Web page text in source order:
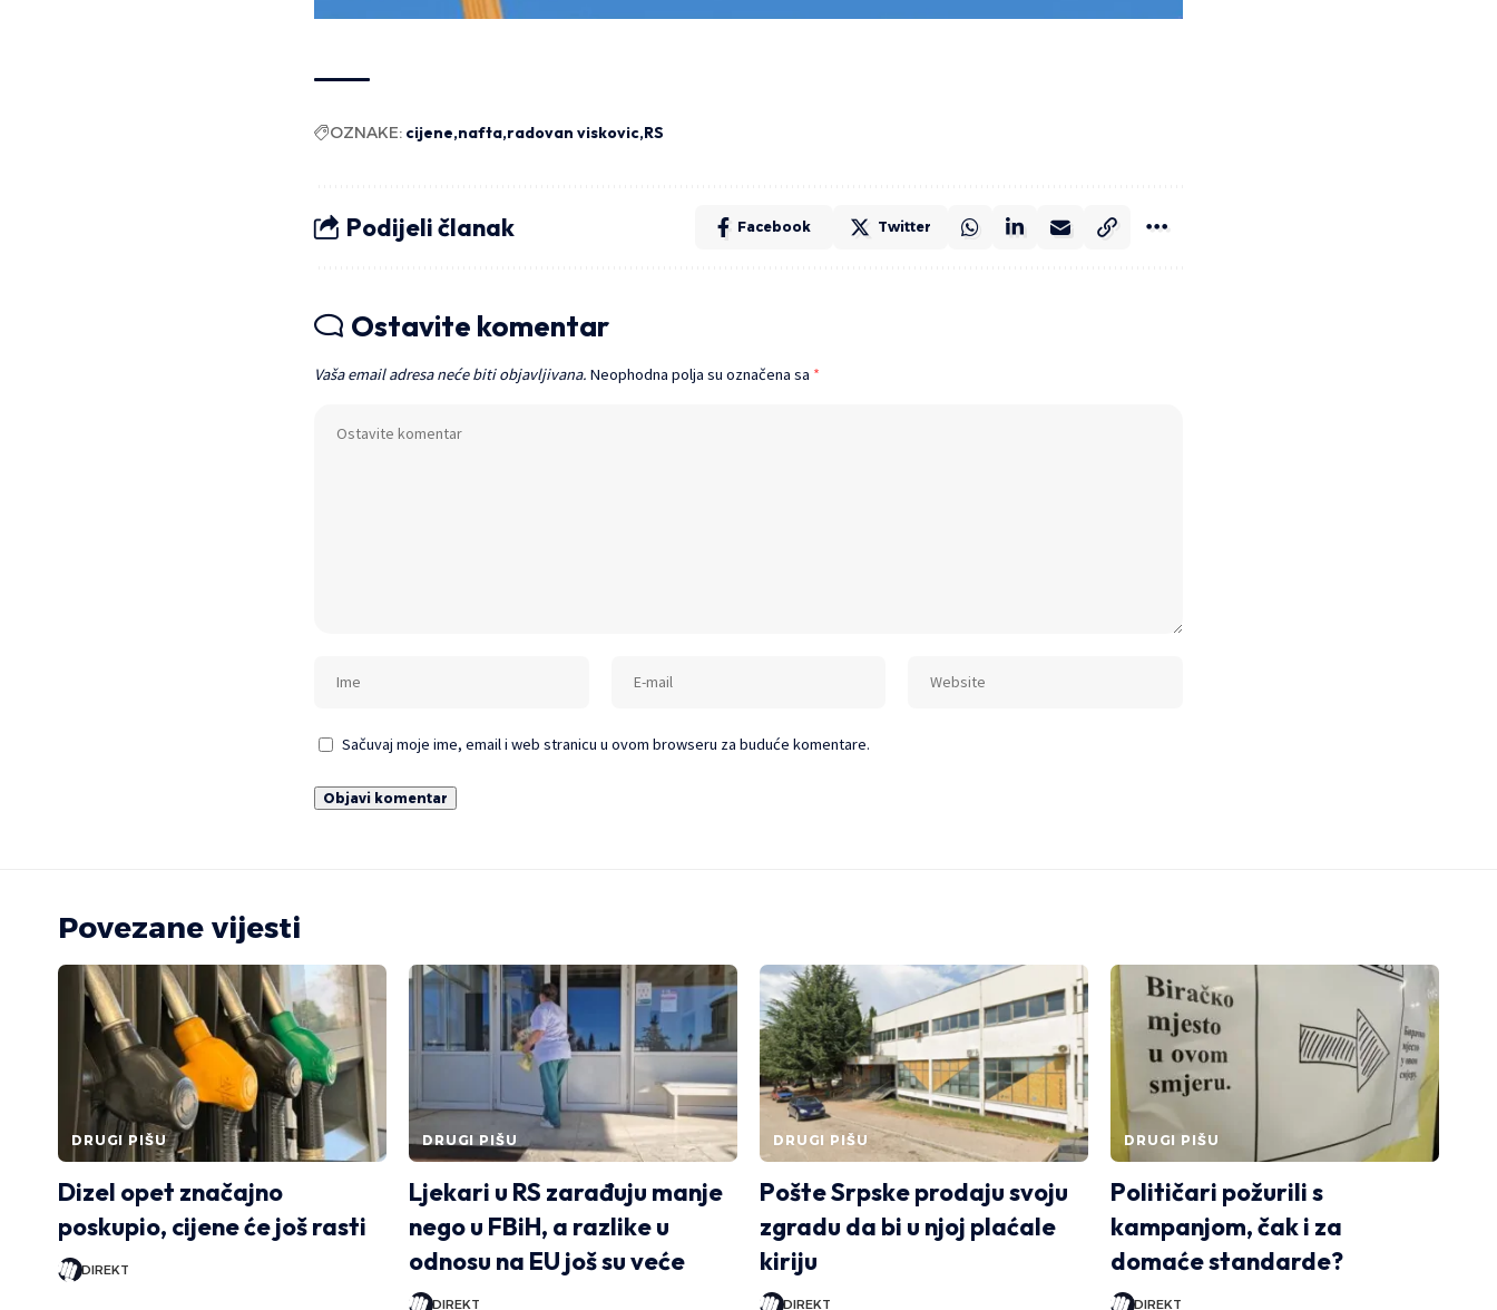
OZNAKE: cijene nafta radovan viskovic RS
Podijeli članak Facebook Twitter
Ostavite komentar
Vaša email adresa neće biti objavljivana. Neophodna polja su označena sa *
Sačuvaj moje ime, email i web stranicu u ovom browseru za buduće komentare.
Povezane vijesti
DRUGI PIŠU
Dizel opet značajno
poskupio, cijene će još rasti
DIREKT
DRUGI PIŠU
Ljekari u RS zarađuju manje
nego u FBiH, a razlike u
odnosu na EU još su veće
DIREKT
DRUGI PIŠU
Pošte Srpske prodaju svoju
zgradu da bi u njoj plaćale
kiriju
DIREKT
DRUGI PIŠU
Političari požurili s
kampanjom, čak i za
domaće standarde?
DIREKT